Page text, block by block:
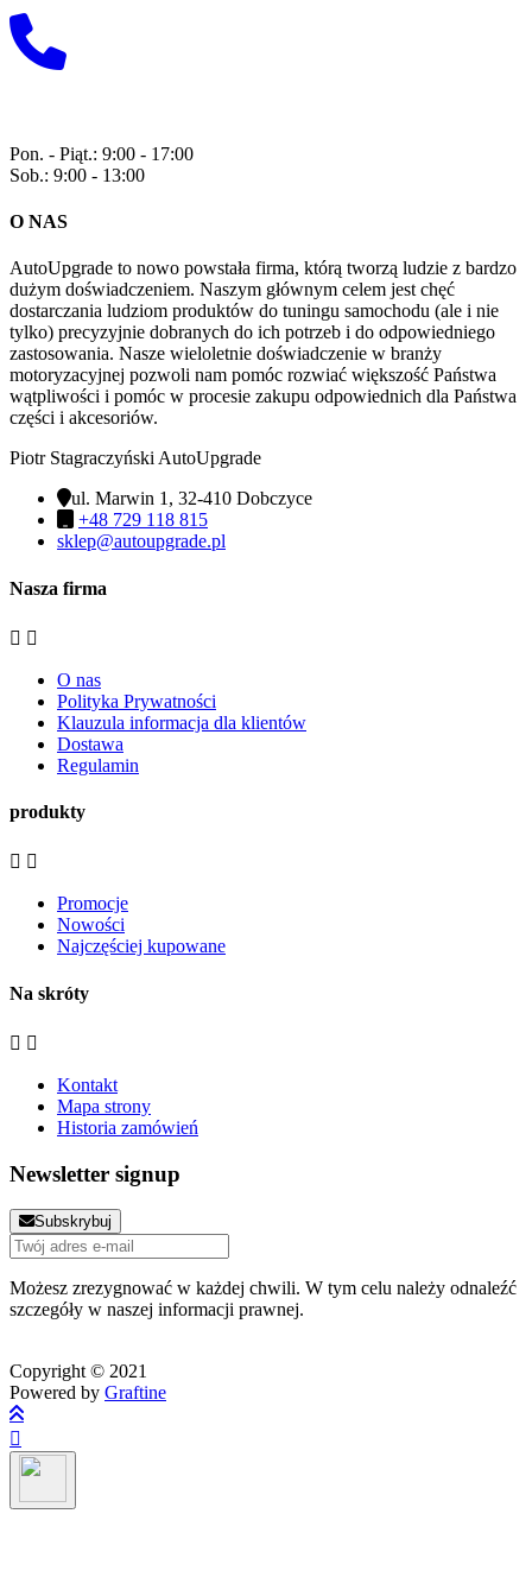
Pon. - Piąt.: 9:00 - 17:00
Sob.: 9:00 - 13:00
O NAS
AutoUpgrade to nowo powstała firma, którą tworzą ludzie z bardzo
dużym doświadczeniem. Naszym głównym celem jest chęć
dostarczania ludziom produktów do tuningu samochodu (ale i nie
tylko) precyzyjnie dobranych do ich potrzeb i do odpowiedniego
zastosowania. Nasze wieloletnie doświadczenie w branży
motoryzacyjnej pozwoli nam pomóc rozwiać większość Państwa
wątpliwości i pomóc w procesie zakupu odpowiednich dla Państwa
części i akcesoriów.
Piotr Stagraczyński AutoUpgrade
ul. Marwin 1, 32-410 Dobczyce
+48 729 118 815
sklep@autoupgrade.pl
Nasza firma
 
O nas
Polityka Prywatności
Klauzula informacja dla klientów
Dostawa
Regulamin
produkty
 
Promocje
Nowości
Najczęściej kupowane
Na skróty
 
Kontakt
Mapa strony
Historia zamówień
Newsletter signup
Subskrybuj
Możesz zrezygnować w każdej chwili. W tym celu należy odnaleźć
szczegóły w naszej informacji prawnej.
Copyright © 2021
Powered by Graftine
